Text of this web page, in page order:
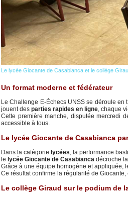
Le lycée Giocante de Casabianca et le collège
Un format moderne et fédérateur
Le Challenge E-Échecs UNSS se déroule
jouent desparties rapides en ligne, chaque
Cette première manche, disputée mercredi
accessible à tous.
Le lycée Giocante de Casabianca
Dans la catégorielycées, la performance
lelycée Giocante de Casabianca décroche
Grâce à une équipe homogène et appliquée,
Ce résultat confirme la régularité de
Le collège Giraud sur le podium de